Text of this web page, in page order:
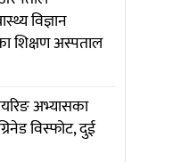
विज्ञान
शिक्षण अस्पताल
अभ्यासका
विस्फोट, दुई